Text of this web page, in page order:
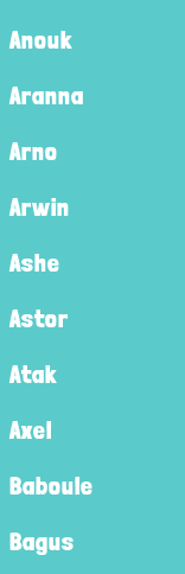
Anouk
Aranna
Arno
Arwin
Ashe
Astor
Atak
Axel
Baboule
Bagus